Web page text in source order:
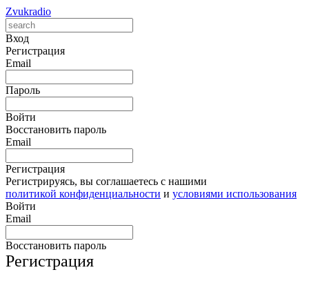
Zvukradio
Вход
Регистрация
Email
Пароль
Войти
Восстановить пароль
Email
Регистрация
Регистрируясь, вы соглашаетесь с нашими
политикой конфиденциальности и условиями использования
Войти
Email
Восстановить пароль
Регистрация